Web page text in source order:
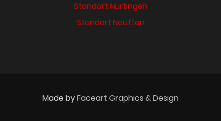
Standort Nürtingen
Standort Neuffen
Made byFaceart Graphics & Design